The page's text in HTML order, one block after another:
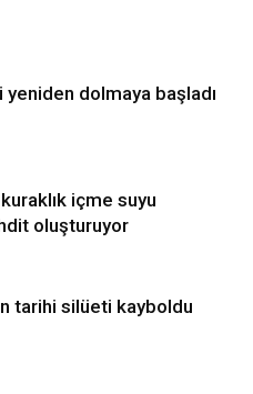
yeniden dolmaya başladı
içme suyu
oluşturuyor
tarihi silüeti kayboldu